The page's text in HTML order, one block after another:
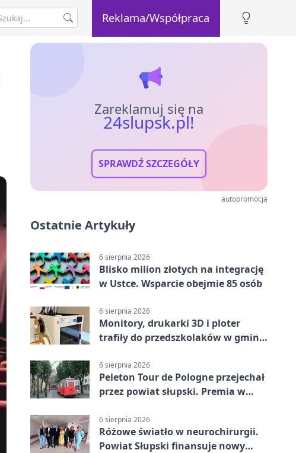
Reklama/Współpraca
Zareklamuj się na
24slupsk.pl!
SPRAWDŹ SZCZEGÓŁY
autopromocja
Ostatnie Artykuły
6 sierpnia 2026
Blisko milion złotych na integrację
w Ustce. Wsparcie obejmie 85 osób
6 sierpnia 2026
Monitory, drukarki 3D i ploter
trafiły do przedszkolaków w gminie
6 sierpnia 2026
Peleton Tour de Pologne przejechał
przez powiat słupski. Premia w
6 sierpnia 2026
Różowe światło w neurochirurgii.
Powiat Słupski finansuje nowy